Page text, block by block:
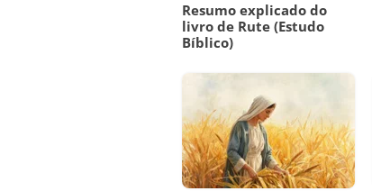
Resumo explicado do
livro de Rute (Estudo
Bíblico)